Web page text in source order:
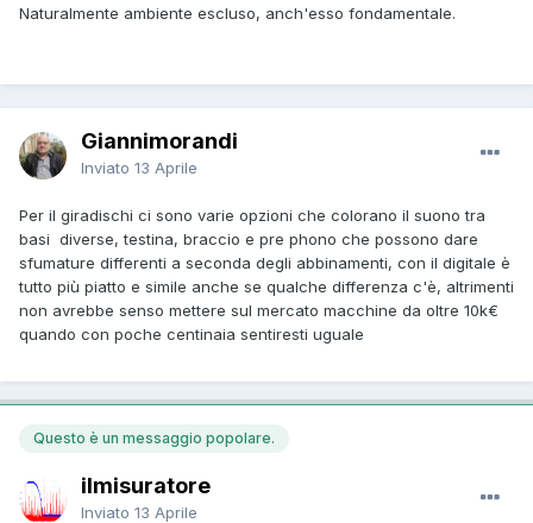
Naturalmente ambiente escluso, anch'esso fondamentale.
Giannimorandi
Inviato 13 Aprile
Per il giradischi ci sono varie opzioni che colorano il suono tra
basi diverse, testina, braccio e pre phono che possono dare
sfumature differenti a seconda degli abbinamenti, con il digitale è
tutto più piatto e simile anche se qualche differenza c'è, altrimenti
non avrebbe senso mettere sul mercato macchine da oltre 10k€
quando con poche centinaia sentiresti uguale
Questo è un messaggio popolare.
ilmisuratore
Inviato 13 Aprile